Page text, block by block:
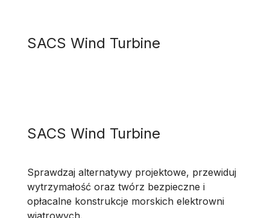
SACS Wind Turbine
SACS Wind Turbine
Sprawdzaj alternatywy projektowe, przewiduj
wytrzymałość oraz twórz bezpieczne i
opłacalne konstrukcje morskich elektrowni
wiatrowych.